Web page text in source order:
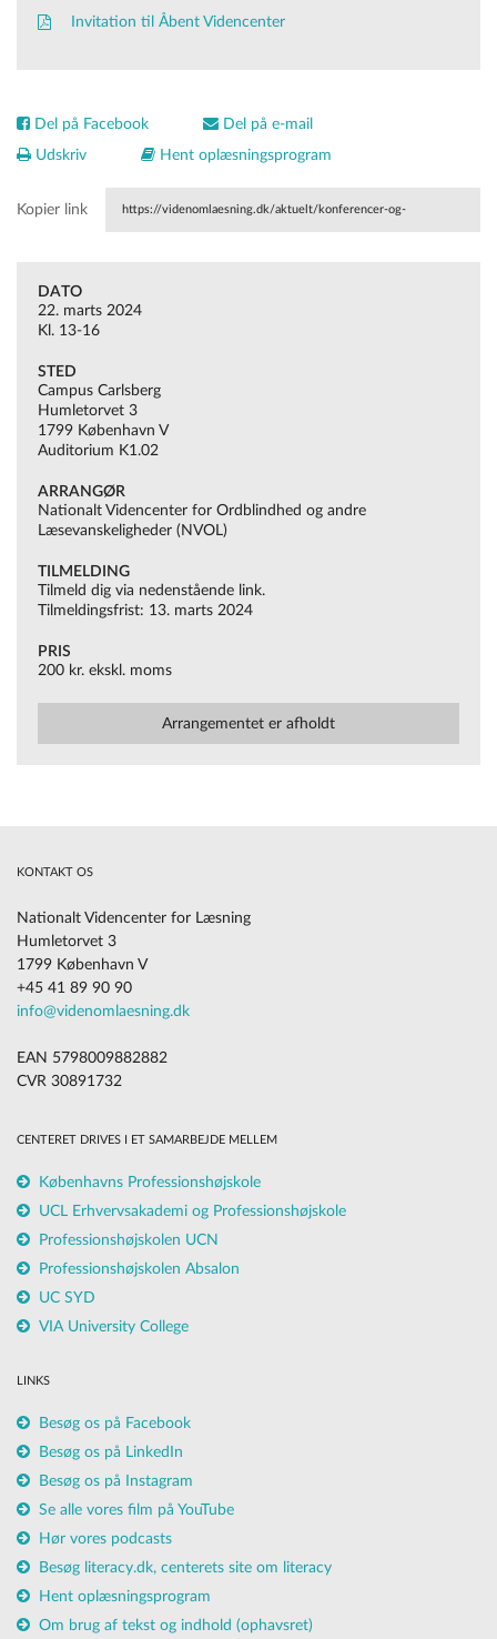
Invitation til Åbent Videncenter
Del på Facebook
Del på e-mail
Udskriv
Hent oplæsningsprogram
Kopier link https://videnomlaesning.dk/aktuelt/konferencer-og-
DATO
22. marts 2024
Kl. 13-16
STED
Campus Carlsberg
Humletorvet 3
1799 København V
Auditorium K1.02
ARRANGØR
Nationalt Videncenter for Ordblindhed og andre
Læsevanskeligheder (NVOL)
TILMELDING
Tilmeld dig via nedenstående link.
Tilmeldingsfrist: 13. marts 2024
PRIS
200 kr. ekskl. moms
Arrangementet er afholdt
KONTAKT OS
Nationalt Videncenter for Læsning
Humletorvet 3
1799 København V
+45 41 89 90 90
info@videnomlaesning.dk
EAN 5798009882882
CVR 30891732
CENTERET DRIVES I ET SAMARBEJDE MELLEM
Københavns Professionshøjskole
UCL Erhvervsakademi og Professionshøjskole
Professionshøjskolen UCN
Professionshøjskolen Absalon
UC SYD
VIA University College
LINKS
Besøg os på Facebook
Besøg os på LinkedIn
Besøg os på Instagram
Se alle vores film på YouTube
Hør vores podcasts
Besøg literacy.dk, centerets site om literacy
Hent oplæsningsprogram
Om brug af tekst og indhold (ophavsret)